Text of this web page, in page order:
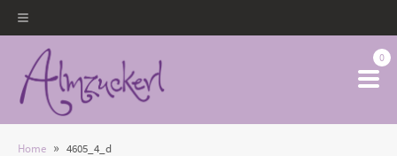
0
Home » 4605_4_d